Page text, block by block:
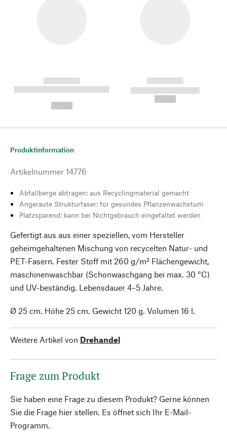
------------
----------- ----------- --------
------------
----------- -----------
Produktinformation
Artikelnummer 14776
Abfallberge abtragen: aus Recyclingmaterial gemacht
Angeraute Strukturfaser: für gesundes Pflanzenwachstum
Platzsparend: kann bei Nichtgebrauch eingefaltet werden
Gefertigt aus aus einer speziellen, vom Hersteller
geheimgehaltenen Mischung von recycelten Natur- und
PET-Fasern. Fester Stoff mit 260 g/m² Flächengewicht,
maschinenwaschbar (Schonwaschgang bei max. 30 °C)
und UV-beständig. Lebensdauer 4–5 Jahre.
Ø 25 cm. Höhe 25 cm. Gewicht 120 g. Volumen 16 l.
Weitere Artikel von Drehandel
Frage zum Produkt
Sie haben eine Frage zu diesem Produkt? Gerne können
Sie die Frage hier stellen. Es öffnet sich Ihr E-Mail-
Programm.